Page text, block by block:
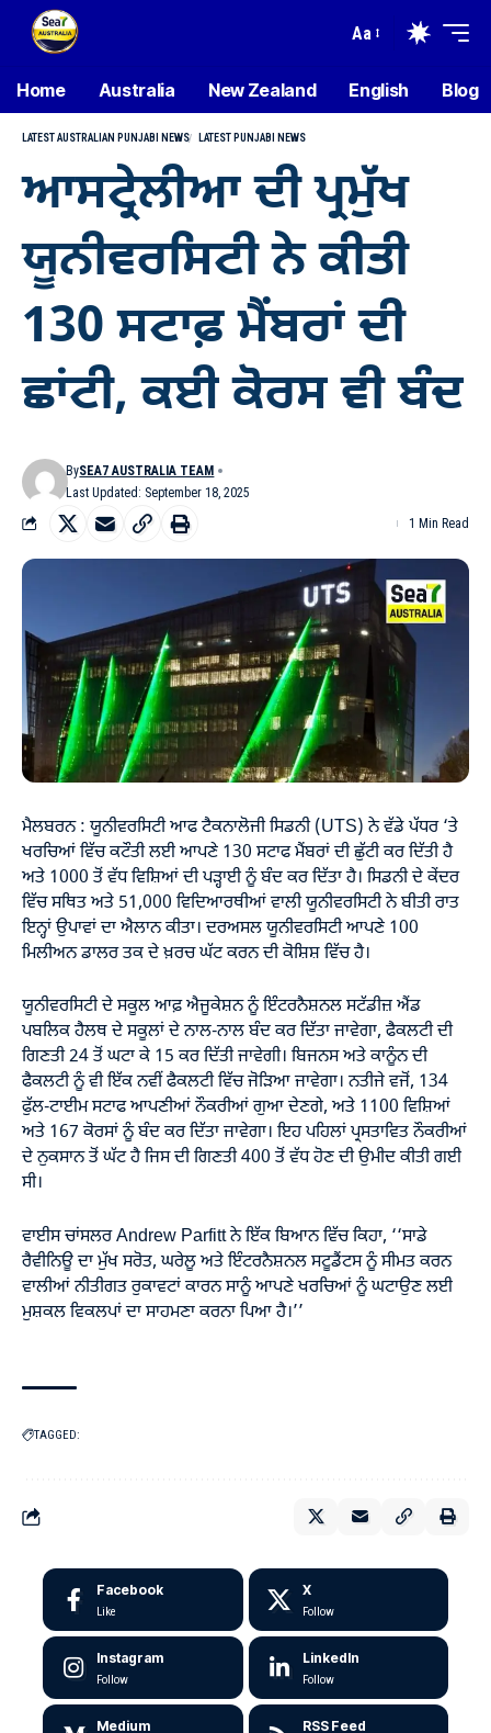
Aa
Home Australia New Zealand English Blog
LATEST AUSTRALIAN PUNJABI NEWS LATEST PUNJABI NEWS
ਆਸਟ੍ਰੇਲੀਆ ਦੀ ਪ੍ਰਮੁੱਖ
ਯੂਨੀਵਰਸਿਟੀ ਨੇ ਕੀਤੀ
130 ਸਟਾਫ਼ ਮੈਂਬਰਾਂ ਦੀ
ਛਾਂਟੀ, ਕਈ ਕੋਰਸ ਵੀ ਬੰਦ
Last Updated: September 18, 2025
BySEA7 AUSTRALIA TEAM
1 Min Read
ਮੈਲਬਰਨ : ਯੂਨੀਵਰਸਿਟੀ ਆਫ ਟੈਕਨਾਲੋਜੀ ਸਿਡਨੀ (UTS) ਨੇ ਵੱਡੇ ਪੱਧਰ ‘ਤੇ
ਖਰਚਿਆਂ ਵਿੱਚ ਕਟੌਤੀ ਲਈ ਆਪਣੇ 130 ਸਟਾਫ ਮੈਂਬਰਾਂ ਦੀ ਛੁੱਟੀ ਕਰ ਦਿੱਤੀ ਹੈ
ਅਤੇ 1000 ਤੋਂ ਵੱਧ ਵਿਸ਼ਿਆਂ ਦੀ ਪੜ੍ਹਾਈ ਨੂੰ ਬੰਦ ਕਰ ਦਿੱਤਾ ਹੈ। ਸਿਡਨੀ ਦੇ ਕੇਂਦਰ
ਵਿੱਚ ਸਥਿਤ ਅਤੇ 51,000 ਵਿਦਿਆਰਥੀਆਂ ਵਾਲੀ ਯੂਨੀਵਰਸਿਟੀ ਨੇ ਬੀਤੀ ਰਾਤ
ਇਨ੍ਹਾਂ ਉਪਾਵਾਂ ਦਾ ਐਲਾਨ ਕੀਤਾ। ਦਰਅਸਲ ਯੂਨੀਵਰਸਿਟੀ ਆਪਣੇ 100
ਮਿਲੀਅਨ ਡਾਲਰ ਤਕ ਦੇ ਖ਼ਰਚ ਘੱਟ ਕਰਨ ਦੀ ਕੋਸ਼ਿਸ਼ ਵਿੱਚ ਹੈ।
ਯੂਨੀਵਰਸਿਟੀ ਦੇ ਸਕੂਲ ਆਫ਼ ਐਜੂਕੇਸ਼ਨ ਨੂੰ ਇੰਟਰਨੈਸ਼ਨਲ ਸਟੱਡੀਜ਼ ਐਂਡ
ਪਬਲਿਕ ਹੈਲਥ ਦੇ ਸਕੂਲਾਂ ਦੇ ਨਾਲ-ਨਾਲ ਬੰਦ ਕਰ ਦਿੱਤਾ ਜਾਵੇਗਾ, ਫੈਕਲਟੀ ਦੀ
ਗਿਣਤੀ 24 ਤੋਂ ਘਟਾ ਕੇ 15 ਕਰ ਦਿੱਤੀ ਜਾਵੇਗੀ। ਬਿਜਨਸ ਅਤੇ ਕਾਨੂੰਨ ਦੀ
ਫੈਕਲਟੀ ਨੂੰ ਵੀ ਇੱਕ ਨਵੀਂ ਫੈਕਲਟੀ ਵਿੱਚ ਜੋੜਿਆ ਜਾਵੇਗਾ। ਨਤੀਜੇ ਵਜੋਂ, 134
ਫੁੱਲ-ਟਾਈਮ ਸਟਾਫ ਆਪਣੀਆਂ ਨੌਕਰੀਆਂ ਗੁਆ ਦੇਣਗੇ, ਅਤੇ 1100 ਵਿਸ਼ਿਆਂ
ਅਤੇ 167 ਕੋਰਸਾਂ ਨੂੰ ਬੰਦ ਕਰ ਦਿੱਤਾ ਜਾਵੇਗਾ। ਇਹ ਪਹਿਲਾਂ ਪ੍ਰਸਤਾਵਿਤ ਨੌਕਰੀਆਂ
ਦੇ ਨੁਕਸਾਨ ਤੋਂ ਘੱਟ ਹੈ ਜਿਸ ਦੀ ਗਿਣਤੀ 400 ਤੋਂ ਵੱਧ ਹੋਣ ਦੀ ਉਮੀਦ ਕੀਤੀ ਗਈ
ਸੀ।
ਵਾਈਸ ਚਾਂਸਲਰ Andrew Parfitt ਨੇ ਇੱਕ ਬਿਆਨ ਵਿੱਚ ਕਿਹਾ, ‘‘ਸਾਡੇ
ਰੈਵੀਨਿਊ ਦਾ ਮੁੱਖ ਸਰੋਤ, ਘਰੇਲੂ ਅਤੇ ਇੰਟਰਨੈਸ਼ਨਲ ਸਟੂਡੈਂਟਸ ਨੂੰ ਸੀਮਤ ਕਰਨ
ਵਾਲੀਆਂ ਨੀਤੀਗਤ ਰੁਕਾਵਟਾਂ ਕਾਰਨ ਸਾਨੂੰ ਆਪਣੇ ਖਰਚਿਆਂ ਨੂੰ ਘਟਾਉਣ ਲਈ
ਮੁਸ਼ਕਲ ਵਿਕਲਪਾਂ ਦਾ ਸਾਹਮਣਾ ਕਰਨਾ ਪਿਆ ਹੈ।’’
TAGGED:
Facebook
Like
X
Follow
Instagram
Follow
LinkedIn
Follow
Medium RSS Feed